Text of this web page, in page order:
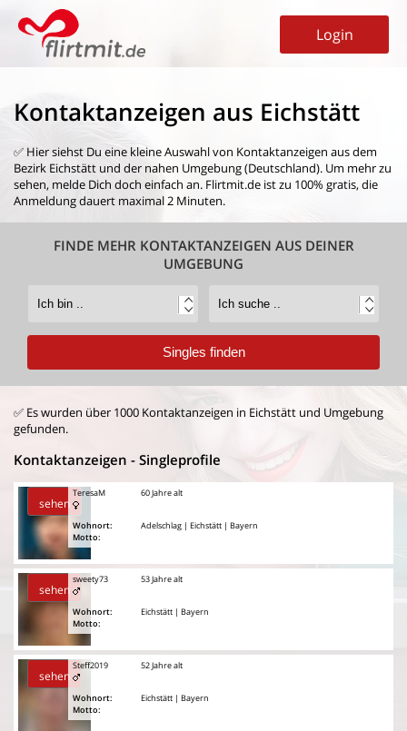
Login
Kontaktanzeigen aus Eichstätt
✅ Hier siehst Du eine kleine Auswahl von Kontaktanzeigen aus dem
Bezirk Eichstätt und der nahen Umgebung (Deutschland). Um mehr zu
sehen, melde Dich doch einfach an. Flirtmit.de ist zu 100% gratis, die
Anmeldung dauert maximal 2 Minuten.
FINDE MEHR KONTAKTANZEIGEN AUS DEINER
UMGEBUNG
✅ Es wurden über 1000 Kontaktanzeigen in Eichstätt und Umgebung
gefunden.
Kontaktanzeigen - Singleprofile
sehen
TeresaM
Wohnort:
Motto:
60 Jahre alt
Adelschlag | Eichstätt | Bayern
sehen
sweety73
Wohnort:
Motto:
53 Jahre alt
Eichstätt | Bayern
sehen
Steff2019
Wohnort:
Motto:
52 Jahre alt
Eichstätt | Bayern